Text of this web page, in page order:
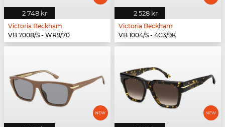
2 748 kr
Victoria Beckham
VB 7008/S - WR9/70
2 528 kr
Victoria Beckham
VB 1004/S - 4C3/9K